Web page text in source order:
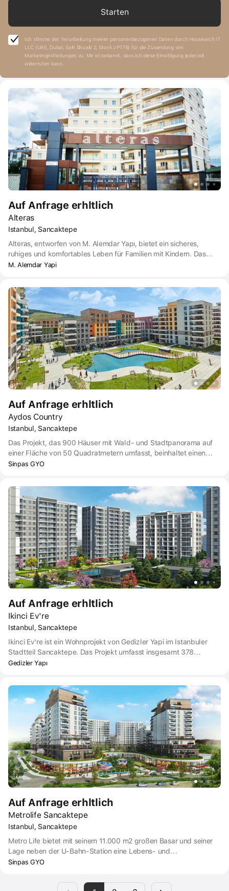
Starten
Ich stimme der Verarbeitung meiner personenbezogenen Daten durch Housearch IT
LLC (UAE, Dubai, Saih Shuaib 2, block J P176) für die Zusendung von
Marketingmitteilungen zu. Mir ist bekannt, dass ich diese Einwilligung jederzeit
widerrufen kann.
Auf Anfrage erhltlich
Alteras
Istanbul, Sancaktepe
Alteras, entworfen von M. Alemdar Yapı, bietet ein sicheres,
ruhiges und komfortables Leben für Familien mit Kindern. Das
Projekt besteht aus 2 Blöcken mit 8 Stockwerken und umfasst
Aussicht genießen können. Dank 75 % der begrünten Fläche
sowie 2000 m² überdachter und 1000 m² offener sozialer
Erschließung, die der Öffentlichkeit zur Verfügung steht, ist das
Grundstück für das Leben der Bewohner wertvoll.
M. Alemdar Yapi
Auf Anfrage erhltlich
Aydos Country
Istanbul, Sancaktepe
Das Projekt, das 900 Häuser mit Wald- und Stadtpanorama auf
einer Fläche von 50 Quadratmetern umfasst, beinhaltet einen
Sportplatz, einen Fitness-Wellness-Club und Mehrzweckbereiche
Sinpas GYO
Auf Anfrage erhltlich
Ikinci Ev're
Istanbul, Sancaktepe
Ikinci Ev're ist ein Wohnprojekt von Gedizler Yapi im Istanbuler
Stadtteil Sancaktepe. Das Projekt umfasst insgesamt 378
Wohneinheiten in 6 Blöcken.
Gedizler Yapı
Auf Anfrage erhltlich
Metrolife Sancaktepe
Istanbul, Sancaktepe
Metro Life bietet mit seinem 11.000 m2 großen Basar und seiner
Lage neben der U-Bahn-Station eine Lebens- und
Investitionsmöglichkeit. Mit seinen Geschäften, Restaurants und
Ihr Leben durch seine wunderbare Landschaftsgestaltung
Sinpas GYO